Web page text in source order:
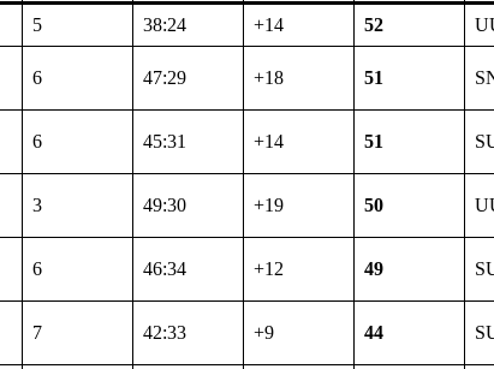
5 38:24 +14 52
6 47:29 +18 51
6 45:31 +14 51
3 49:30 +19 50
6 46:34 +12 49
7 42:33 +9 44